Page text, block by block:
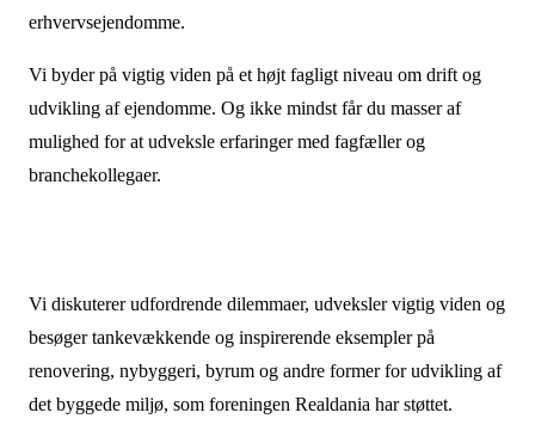
erhvervsejendomme.
Vi byder på vigtig viden på et højt fagligt niveau om drift og
udvikling af ejendomme. Og ikke mindst får du masser af
mulighed for at udveksle erfaringer med fagfæller og
branchekollegaer.
Vi diskuterer udfordrende dilemmaer, udveksler vigtig viden og
besøger tankevækkende og inspirerende eksempler på
renovering, nybyggeri, byrum og andre former for udvikling af
det byggede miljø, som foreningen Realdania har støttet.